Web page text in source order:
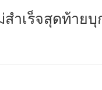
ำเร็จสุดท้าย